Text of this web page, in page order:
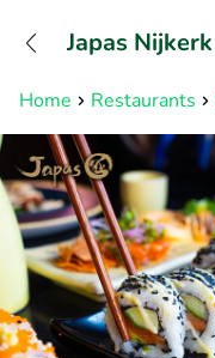
Home Restaurants
Japas Nijkerk